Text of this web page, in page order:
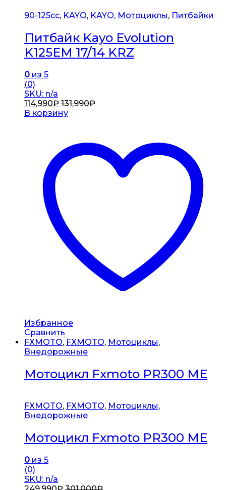
90-125cc, KAYO, KAYO, Мотоциклы, Питбайки
Питбайк Kayo Evolution
K125EM 17/14 KRZ
0 из 5
(0)
SKU: n/a
114,990₽ 131,990₽
В корзину
Избранное
Сравнить
FXMOTO, FXMOTO, Мотоциклы,
Внедорожные
Мотоцикл Fxmoto PR300 ME
FXMOTO, FXMOTO, Мотоциклы,
Внедорожные
Мотоцикл Fxmoto PR300 ME
0 из 5
(0)
SKU: n/a